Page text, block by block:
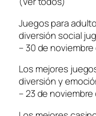
Juegos para
diversión social
– 30 de
Los mejores
diversión y
– 23 de